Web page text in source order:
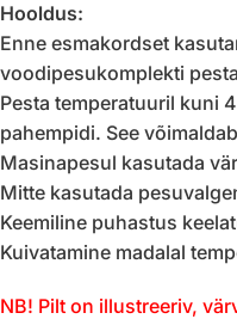
Hooldus:
Enne esmakordset
voodipesukomplekti
Pesta temperatuuril kuni
pahempidi. See
Masinapesul kasutada
Mitte kasutada
Keemiline puhastus
Kuivatamine madalal
NB! Pilt on illustreeriv,